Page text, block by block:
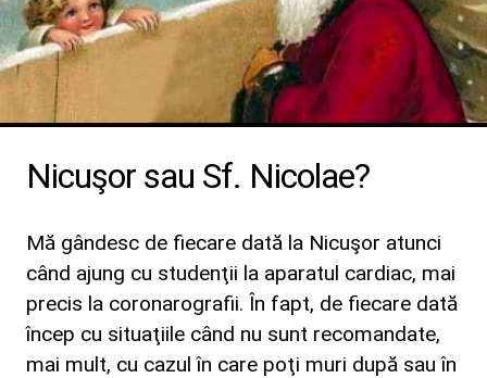
Nicuşor sau Sf. Nicolae?
Mă gândesc de fiecare dată la Nicuşor atunci
când ajung cu studenţii la aparatul cardiac, mai
precis la coronarografii. În fapt, de fiecare dată
încep cu situaţiile când nu sunt recomandate,
mai mult, cu cazul în care poţi muri după sau în